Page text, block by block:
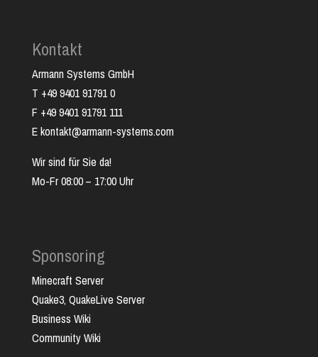
Kontakt
Armann Systems GmbH
T +49 9401 91791 0
F +49 9401 91791 111
E kontakt@armann-systems.com
Wir sind für Sie da!
Mo-Fr 08:00 – 17:00 Uhr
Sponsoring
Minecraft Server
Quake3, QuakeLive Server
Business Wiki
Community Wiki